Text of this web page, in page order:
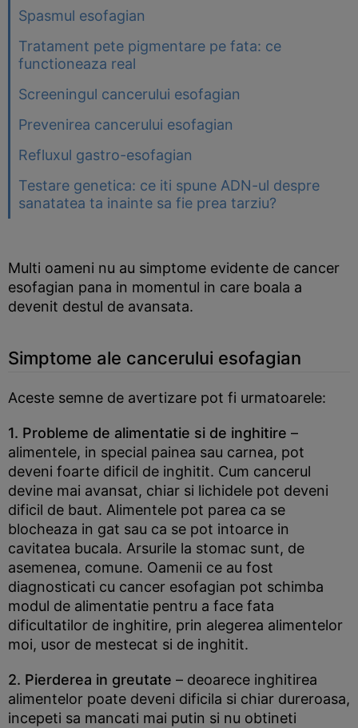
Spasmul esofagian
Tratament pete pigmentare pe fata: ce
functioneaza real
Screeningul cancerului esofagian
Prevenirea cancerului esofagian
Refluxul gastro-esofagian
Testare genetica: ce iti spune ADN-ul despre
sanatatea ta inainte sa fie prea tarziu?
Multi oameni nu au simptome evidente de cancer
esofagian pana in momentul in care boala a
devenit destul de avansata.
Simptome ale cancerului esofagian
Aceste semne de avertizare pot fi urmatoarele:
1. Probleme de alimentatie si de inghitire –
alimentele, in special painea sau carnea, pot
deveni foarte dificil de inghitit. Cum cancerul
devine mai avansat, chiar si lichidele pot deveni
dificil de baut. Alimentele pot parea ca se
blocheaza in gat sau ca se pot intoarce in
cavitatea bucala. Arsurile la stomac sunt, de
asemenea, comune. Oamenii ce au fost
diagnosticati cu cancer esofagian pot schimba
modul de alimentatie pentru a face fata
dificultatilor de inghitire, prin alegerea alimentelor
moi, usor de mestecat si de inghitit.
2. Pierderea in greutate – deoarece inghitirea
alimentelor poate deveni dificila si chiar dureroasa,
incepeti sa mancati mai putin si nu obtineti